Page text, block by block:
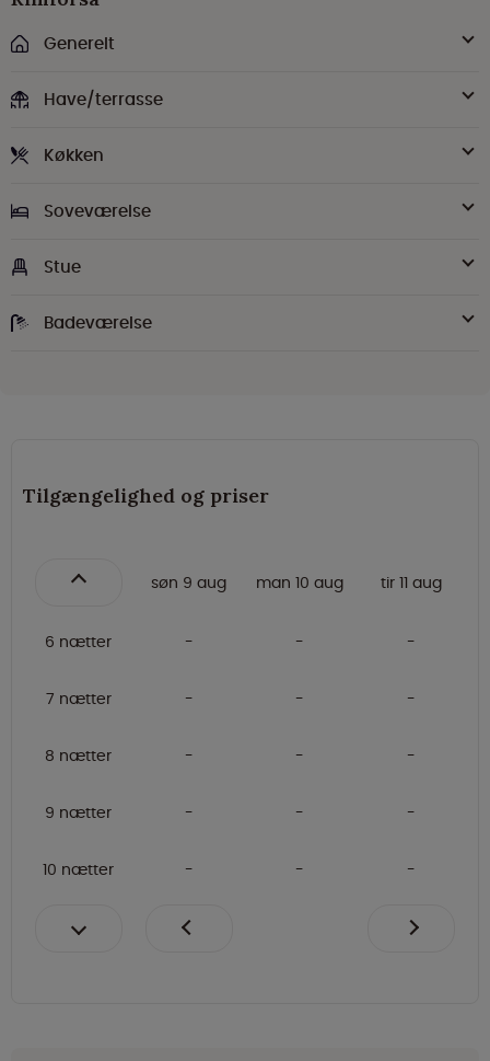
Generelt
Have/terrasse
Køkken
Soveværelse
Stue
Badeværelse
Tilgængelighed og priser
søn 9 aug man 10 aug tir 11 aug
6 nætter
7 nætter
8 nætter
9 nætter
10 nætter